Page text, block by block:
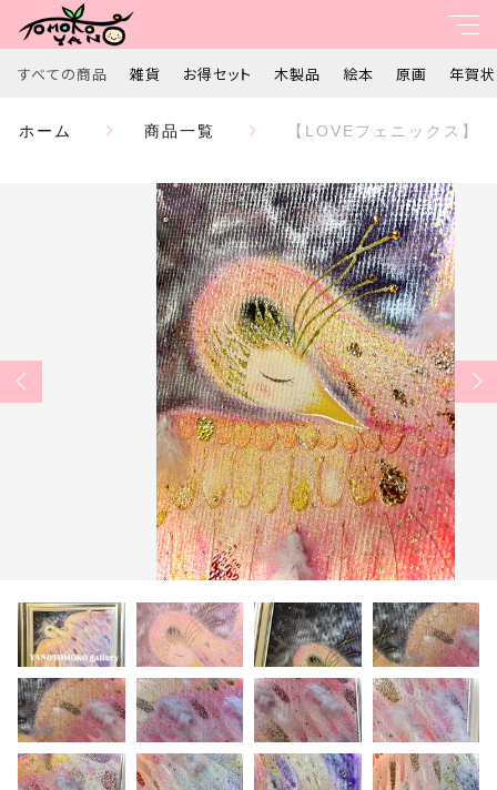
すべての商品 雑貨 お得セット 木製品 絵本 原画 年賀状
ホーム 商品一覧 【LOVEフェニックス
【LOVEフェニックス】 一点もの原画 鳳凰 愛
￥770,000（税込）
ショッピングを続ける
カートを確認する
雑貨
お得セット
木製品
絵本
原画
年賀状
グッズ（布もの）
講演会
ワークショップ
～
在庫あり セール